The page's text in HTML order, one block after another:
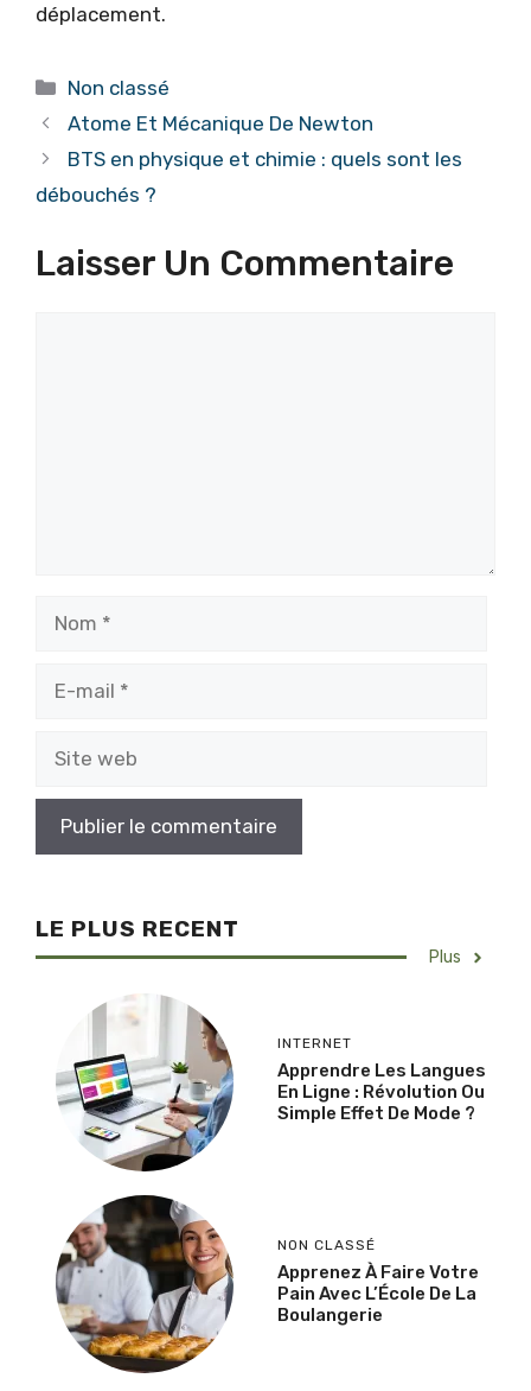
déplacement.
Catégories
Non classé
Atome Et Mécanique De Newton
BTS en physique et chimie : quels sont les
débouchés ?
Laisser Un Commentaire
LE PLUS RECENT
Plus
INTERNET
Apprendre Les Langues
En Ligne : Révolution Ou
Simple Effet De Mode ?
NON CLASSÉ
Apprenez À Faire Votre
Pain Avec L’École De La
Boulangerie